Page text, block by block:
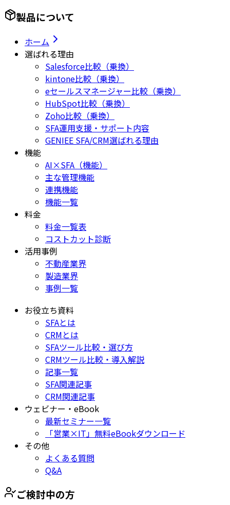
製品について
ホーム
選ばれる理由
Salesforce比較（乗換）
kintone比較（乗換）
eセールスマネージャー比較（乗換）
HubSpot比較（乗換）
Zoho比較（乗換）
SFA運用支援・サポート内容
GENIEE SFA/CRM選ばれる理由
機能
AI×SFA（機能）
主な管理機能
連携機能
機能一覧
料金
料金一覧表
コストカット診断
活用事例
不動産業界
製造業界
事例一覧
お役立ち資料
SFAとは
CRMとは
SFAツール比較・選び方
CRMツール比較・導入解説
記事一覧
SFA関連記事
CRM関連記事
ウェビナー・eBook
最新セミナー一覧
「営業×IT」無料eBookダウンロード
その他
よくある質問
Q&A
ご検討中の方